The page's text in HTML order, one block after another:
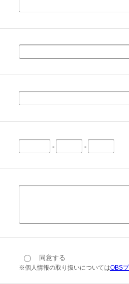
- -
同意する
※個人情報の取り扱いについてはOBS